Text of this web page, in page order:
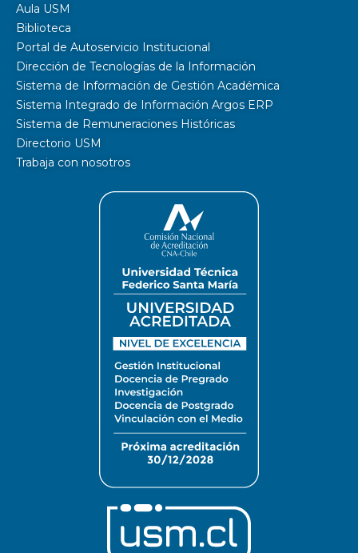
Aula USM
Biblioteca
Portal de Autoservicio Institucional
Dirección de Tecnologías de la Información
Sistema de Información de Gestión Académica
Sistema Integrado de Información Argos ERP
Sistema de Remuneraciones Históricas
Directorio USM
Trabaja con nosotros